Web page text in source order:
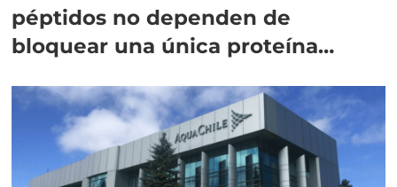
péptidos no dependen de
bloquear una única proteína